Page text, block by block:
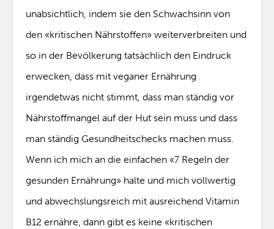
unabsichtlich, indem sie den Schwachsinn von
den «kritischen Nährstoffen» weiterverbreiten und
so in der Bevölkerung tatsächlich den Eindruck
erwecken, dass mit veganer Ernährung
irgendetwas nicht stimmt, dass man ständig vor
Nährstoffmangel auf der Hut sein muss und dass
man ständig Gesundheitschecks machen muss.
Wenn ich mich an die einfachen «7 Regeln der
gesunden Ernährung» halte und mich vollwertig
und abwechslungsreich mit ausreichend Vitamin
B12 ernähre, dann gibt es keine «kritischen